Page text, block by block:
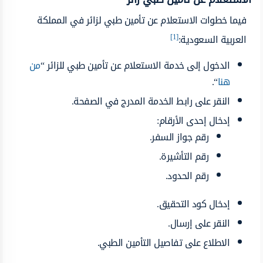
فيما خطوات الاستعلام عن تأمين طبي لزائر في المملكة
العربية السعودية:[1]
الدخول إلى خدمة الاستعلام عن تأمين طبي للزائر “من
هنا“.
النقر على رابط الخدمة المدرج في الصفحة.
إدخال إحدى الأرقام:
رقم جواز السفر.
رقم التأشيرة.
رقم الحدود.
إدخال كود التحقيق.
النقر على إرسال.
الاطلاع على تفاصيل التأمين الطبي.